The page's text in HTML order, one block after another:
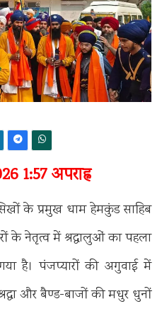
1:57 अपराह्न
के प्रमुख धाम हेमकुंड साहिब
के नेतृत्व में श्रद्धालुओं का पहला
है। पंजप्यारों की अगुवाई में
और बैण्ड-बाजों की मधुर धुनों